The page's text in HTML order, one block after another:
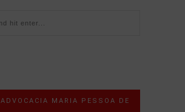
MARIA PESSOA DE